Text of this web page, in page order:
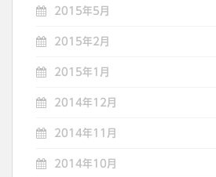
2015年5月
2015年2月
2015年1月
2014年12月
2014年11月
2014年10月